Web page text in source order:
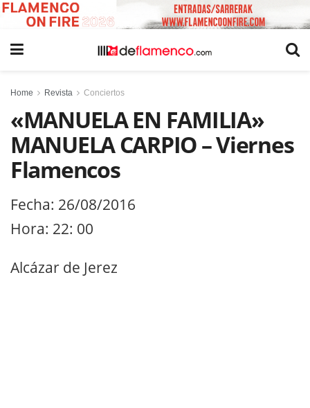
Home Revista Conciertos
«MANUELA EN FAMILIA»
MANUELA CARPIO – Viernes
Flamencos
Fecha: 26/08/2016
Hora: 22: 00
Alcázar de Jerez